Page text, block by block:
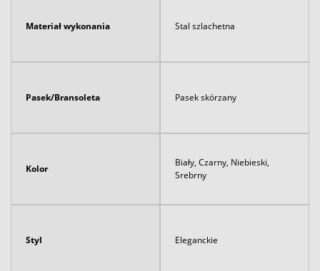
Materiał wykonania Stal szlachetna
Pasek/Bransoleta Pasek skórzany
Kolor
Biały, Czarny, Niebieski,
Srebrny
Styl Eleganckie